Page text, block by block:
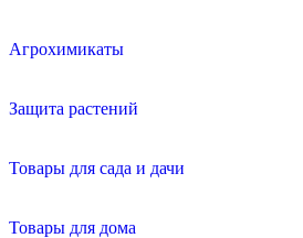
Агрохимикаты
Защита растений
Товары для сада и дачи
Товары для дома